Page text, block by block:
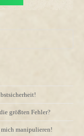
größten Fehler?
manipulieren!